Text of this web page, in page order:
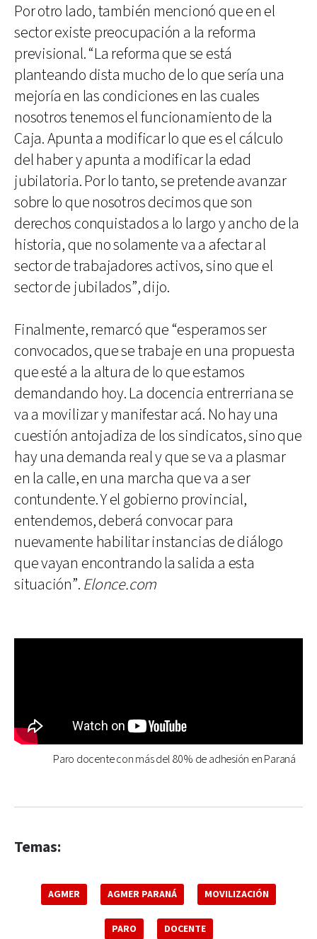
Por otro lado, también mencionó que en el
sector existe preocupación a la reforma
previsional. “La reforma que se está
planteando dista mucho de lo que sería una
mejoría en las condiciones en las cuales
nosotros tenemos el funcionamiento de la
Caja. Apunta a modificar lo que es el cálculo
del haber y apunta a modificar la edad
jubilatoria. Por lo tanto, se pretende avanzar
sobre lo que nosotros decimos que son
derechos conquistados a lo largo y ancho de la
historia, que no solamente va a afectar al
sector de trabajadores activos, sino que el
sector de jubilados”, dijo.
Finalmente, remarcó que “esperamos ser
convocados, que se trabaje en una propuesta
que esté a la altura de lo que estamos
demandando hoy. La docencia entrerriana se
va a movilizar y manifestar acá. No hay una
cuestión antojadiza de los sindicatos, sino que
hay una demanda real y que se va a plasmar
en la calle, en una marcha que va a ser
contundente. Y el gobierno provincial,
entendemos, deberá convocar para
nuevamente habilitar instancias de diálogo
que vayan encontrando la salida a esta
situación”. Elonce.com
Paro docente con más del 80% de adhesión en Paraná
Temas:
AGMER AGMER PARANÁ MOVILIZACIÓN
PARO DOCENTE